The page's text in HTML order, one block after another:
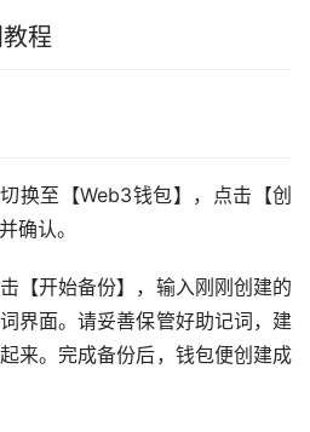
教程
换至【Web3钱包】，点击【创
确认。
【开始备份】，输入刚刚创建的
界面。请妥善保管好助记词，建
来。完成备份后，钱包便创建成